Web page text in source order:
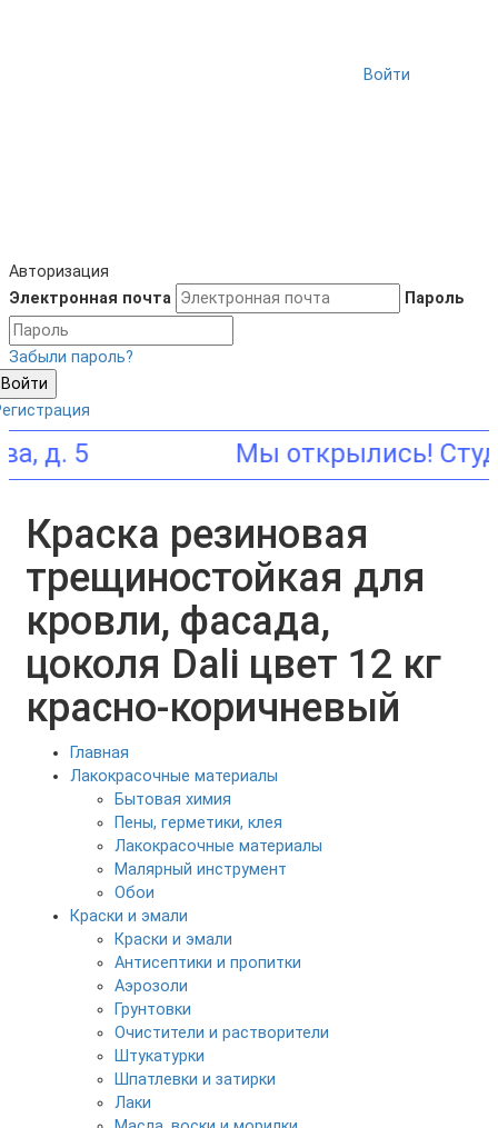
Войти
Авторизация
Электронная почта
Пароль
Забыли пароль?
Войти
5
Краска резиновая
трещиностойкая для
кровли, фасада,
цоколя Dali цвет 12 кг
красно-коричневый
Главная
Лакокрасочные материалы
Бытовая химия
Пены, герметики, клея
Лакокрасочные материалы
Малярный инструмент
Обои
Краски и эмали
Краски и эмали
Антисептики и пропитки
Аэрозоли
Грунтовки
Очистители и растворители
Штукатурки
Шпатлевки и затирки
Лаки